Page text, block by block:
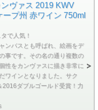
ンヴァス 2019 KWV
プ州 赤ワイン 750ml
で人気！
ンバスとも呼ばれ、絵画をデ
事です。その名の通り複数の
性をカンヴァスに描き非常に
ワインとなりました。サク
2016ダブルゴールド受賞！力